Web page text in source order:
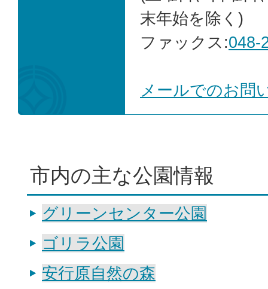
末年始を除く)
ファックス:048-
メールでのお問
市内の主な公園情報
グリーンセンター公園
ゴリラ公園
安行原自然の森